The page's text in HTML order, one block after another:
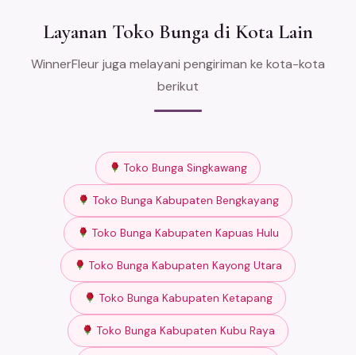
Layanan Toko Bunga di Kota Lain
WinnerFleur juga melayani pengiriman ke kota-kota
berikut
Toko Bunga Singkawang
Toko Bunga Kabupaten Bengkayang
Toko Bunga Kabupaten Kapuas Hulu
Toko Bunga Kabupaten Kayong Utara
Toko Bunga Kabupaten Ketapang
Toko Bunga Kabupaten Kubu Raya